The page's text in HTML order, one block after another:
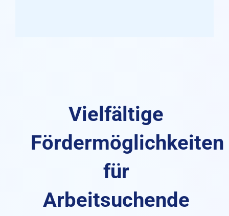
Vielfältige
Fördermöglichkeiten
für
Arbeitsuchende